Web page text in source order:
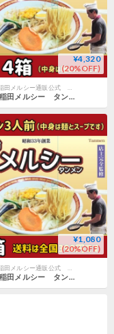
¥4,320
(20%OFF)
¥1,080
(20%OFF)
早稲田メルシー タンメン（3食入）１箱